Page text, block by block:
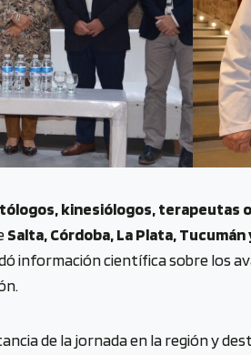
kinesiólogos, terapeutas
Salta, Córdoba, La Plata, Tucumán
información científica sobre los
de la jornada en la región y